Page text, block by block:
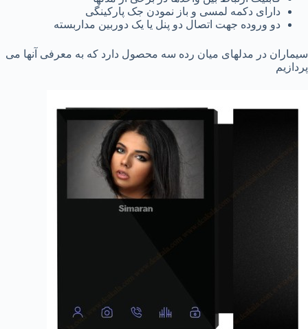
دارای دکمه لمسی و باز نمودن جک پارکینگی
دو وروده جهت اتصال دو پنل یا یک دوربین مداربسته
سیماران در مدلهای میان رده سه محصول دارد که به معرفی آنها می
پردازیم